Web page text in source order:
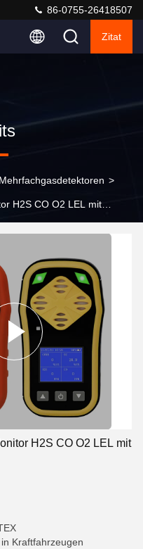
86-0755-26418507
Zitat
>
H2S CO O2 LEL mit
H2S CO O2 LEL mit
Kraftfahrzeugen